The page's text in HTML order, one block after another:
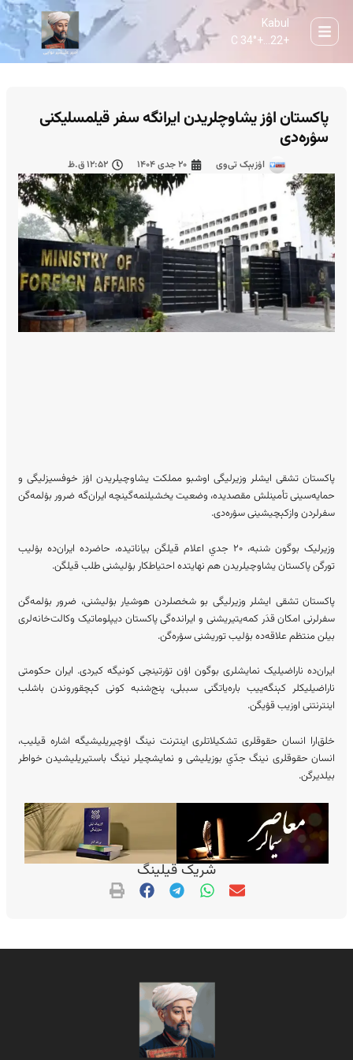
Kabul
+
22...
+
34° C
پاکستان اۉز یشاوچلریدن ایرانگه سفر قیلمسلیکنی
سۉره‌دی
اۉزبېک تی‌وی ۲۰ جدی ۱۴۰۴ ۱۲:۵۲ ق.ظ
پاکستان تشقی ایشلر وزیرلیگی اوشبو مملکت یشاوچیلریدن اۉز خوفسیزلیگی و
حمایه‌سینی تأمینلش مقصدیده، وضعیت یخشیلنمه‌گینچه ایران‌گه ضرور بۉلمه‌گن
سفرلردن وازکېچیشینی سۉره‌دی.
وزیرلیک بوگون شنبه‌، ۲۰ جدي اعلام قیلگن بیاناتیده، حاضرده ایران‌ده بۉلیب
تورگن پاکستان یشاوچیلریدن هم نهایتده‌ احتیاطکار بۉلیشنی طلب قیلگن.
پاکستان تشقی ایشلر وزیرلیگی بو شخصلردن هوشیار بۉلیشنی، ضرور بۉلمه‌گن
سفرلرنی امکان قدَر کمه‌یتیریشنی و ایرانده‌گی پاکستان دیپلوماتیک وکالت‌خانه‌لری
بیلن منتظم علاقه‌ده بۉلیب توریشنی سۉره‌گن.
ایران‌ده ناراضیلیک نمایشلری بوگون اۉن تۉرتینچی کونیگه کیردی. ایران حکومتی
ناراضیلیکلر کېنگه‌ییب باره‌یاتگنی سببلی، پنج‌شنبه‌‌ کونی کېچقوروندن باشلب
اینترنتنی اوزیب قۉیگن.
خلق‌ارا انسان حقوقلری تشکیلاتلری اینترنت نینگ اۉچیریلیشیگه اشاره‌ قیلیب،
انسان حقوقلری نینگ جدّي بوزیلیشی و نمایشچیلر نینگ باستیریلیشیدن خواطر
بیلدیرگن.
شریک قیلینگ